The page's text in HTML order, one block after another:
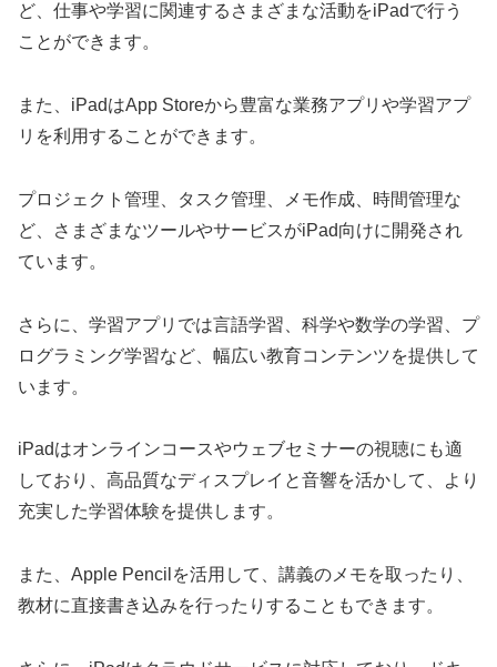
ど、仕事や学習に関連するさまざまな活動をiPadで行う
ことができます。
また、iPadはApp Storeから豊富な業務アプリや学習アプ
リを利用することができます。
プロジェクト管理、タスク管理、メモ作成、時間管理な
ど、さまざまなツールやサービスがiPad向けに開発され
ています。
さらに、学習アプリでは言語学習、科学や数学の学習、プ
ログラミング学習など、幅広い教育コンテンツを提供して
います。
iPadはオンラインコースやウェブセミナーの視聴にも適
しており、高品質なディスプレイと音響を活かして、より
充実した学習体験を提供します。
また、Apple Pencilを活用して、講義のメモを取ったり、
教材に直接書き込みを行ったりすることもできます。